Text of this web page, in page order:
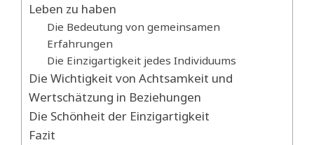
Leben zu haben
Die Bedeutung von gemeinsamen
Erfahrungen
Die Einzigartigkeit jedes Individuums
Die Wichtigkeit von Achtsamkeit und
Wertschätzung in Beziehungen
Die Schönheit der Einzigartigkeit
Fazit